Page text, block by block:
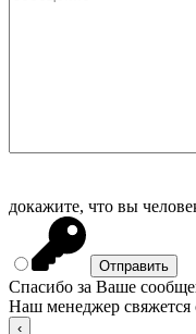
докажите, что вы
Спасибо за Ваше
Наш менеджер